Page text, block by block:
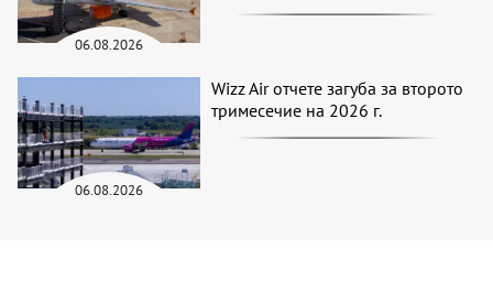
06.08.2026
06.08.2026
Wizz Air отчете загуба за второто
тримесечие на 2026 г.